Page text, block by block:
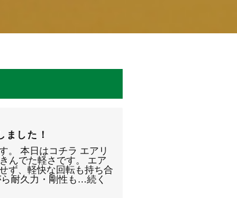
した！
。 本日はコチラ エアリ
んでた軽さです。 エア
ず、軽快な回転も持ち合
耐久力・剛性も…続く